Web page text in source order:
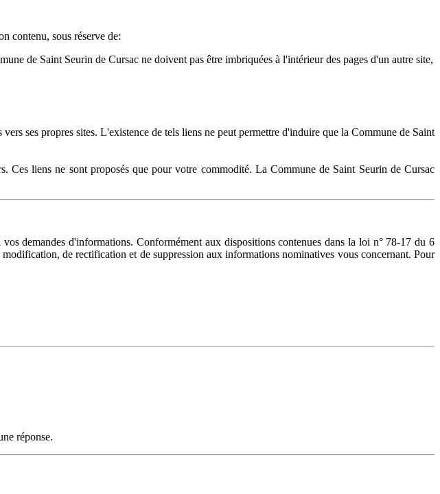
contenu, sous réserve de:
de Saint Seurin de Cursac ne doivent pas être imbriquées à l'intérieur des pages d'un autre site,
ses propres sites. L'existence de tels liens ne peut permettre d'induire que la Commune de Saint
Ces liens ne sont proposés que pour votre commodité. La Commune de Saint Seurin de Cursac
demandes d'informations. Conformément aux dispositions contenues dans la loi n° 78-17 du 6
de rectification et de suppression aux informations nominatives vous concernant. Pour
réponse.